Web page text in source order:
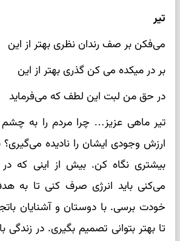
تیر
می‌فکن بر صف رندان نظری بهتر از این
بر در میکده می کن گذری بهتر از این
در حق من لبت این لطف که می‌فرماید
تیر ماهی عزیز… چرا مردم را به
ارزش وجودی ایشان را نادیده می‌گیری؟
بیشتری نگاه کن. بیش از اینی که
می‌کنی باید انرژی صرف کنی تا به
خودت برسی. با دوستان و آشنایان
تا بهتر بتوانی تصمیم بگیری. در